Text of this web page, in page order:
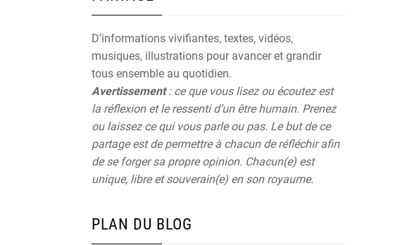
D’informations vivifiantes, textes, vidéos,
musiques, illustrations pour avancer et grandir
tous ensemble au quotidien.
Avertissement: ce que vous lisez ou écoutez est
la réflexion et le ressenti d’un être humain. Prenez
ou laissez ce qui vous parle ou pas. Le but de ce
partage est de permettre à chacun de réfléchir afin
de se forger sa propre opinion. Chacun(e) est
unique, libre et souverain(e) en son royaume.
PLAN DU BLOG